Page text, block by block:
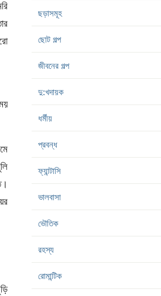
ছড়াসমূহ
ছোট গল্প
জীবনের গল্প
দু:খদায়ক
ধর্মীয়
প্রবন্ধ
ফ্যান্টাসি
ভালবাসা
ভৌতিক
রহস্য
রোমান্টিক